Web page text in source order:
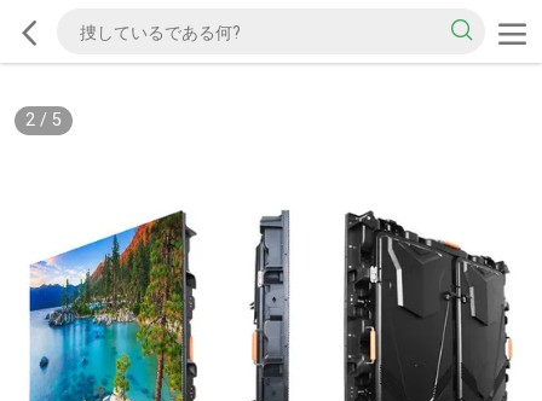
2/ 5